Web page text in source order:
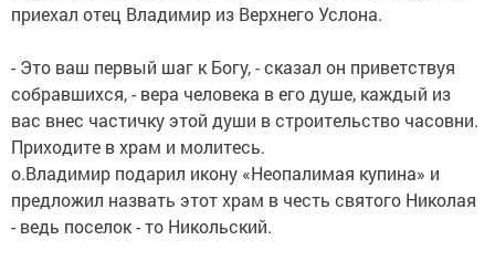
приехал отец Владимир из Верхнего Услона.
- Это ваш первый шаг к Богу, - сказал он приветствуя
собравшихся, - вера человека в его душе, каждый из
вас внес частичку этой души в строительство часовни.
Приходите в храм и молитесь.
о.Владимир подарил икону «Неопалимая купина» и
предложил назвать этот храм в честь святого Николая
- ведь поселок - то Никольский.